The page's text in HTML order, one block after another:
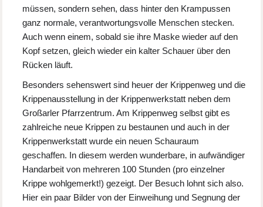
müssen, sondern sehen, dass hinter den Krampussen
ganz normale, verantwortungsvolle Menschen stecken.
Auch wenn einem, sobald sie ihre Maske wieder auf den
Kopf setzen, gleich wieder ein kalter Schauer über den
Rücken läuft.
Besonders sehenswert sind heuer der Krippenweg und die
Krippenausstellung in der Krippenwerkstatt neben dem
Großarler Pfarrzentrum. Am Krippenweg selbst gibt es
zahlreiche neue Krippen zu bestaunen und auch in der
Krippenwerkstatt wurde ein neuen Schauraum
geschaffen. In diesem werden wunderbare, in aufwändiger
Handarbeit von mehreren 100 Stunden (pro einzelner
Krippe wohlgemerkt!) gezeigt. Der Besuch lohnt sich also.
Hier ein paar Bilder von der Einweihung und Segnung der